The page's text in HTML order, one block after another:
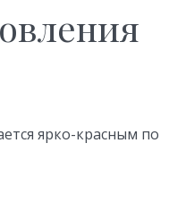
ярко-красным по